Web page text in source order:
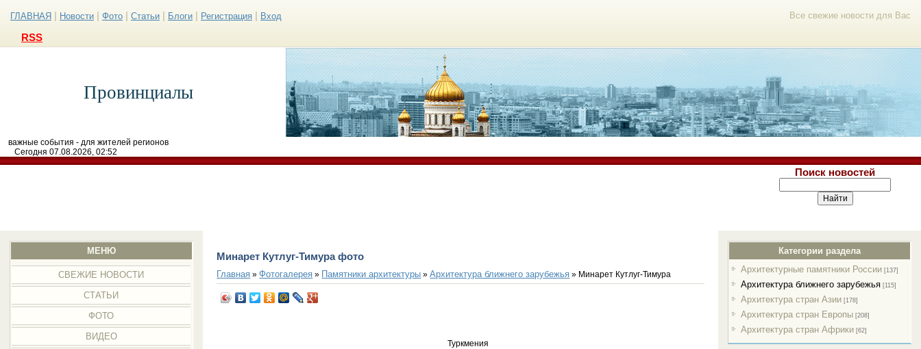
Все свежие новости для Вас
ГЛАВНАЯ Новости Фото Статьи Блоги Регистрация Вход
RSS
Провинциалы
важные события - для жителей регионов
Сегодня 07.08.2026, 02:52
Поиск новостей
МЕНЮ
СВЕЖИЕ НОВОСТИ
СТАТЬИ
ФОТО
ВИДЕО
Категории раздела
Архитектурные памятники России [137]
Архитектура ближнего зарубежья [115]
Архитектура стран Азии [178]
Архитектура стран Европы [208]
Архитектура стран Африки [62]
Минарет Кутлуг-Тимура фото
Главная »Фотогалерея » Памятники архитектуры »Архитектура ближнего зарубежья » Минарет Кутлуг-Тимура
Туркмения